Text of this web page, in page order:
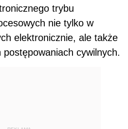
trybu
nie tylko w
elektronicznie, ale także
cywilnych.